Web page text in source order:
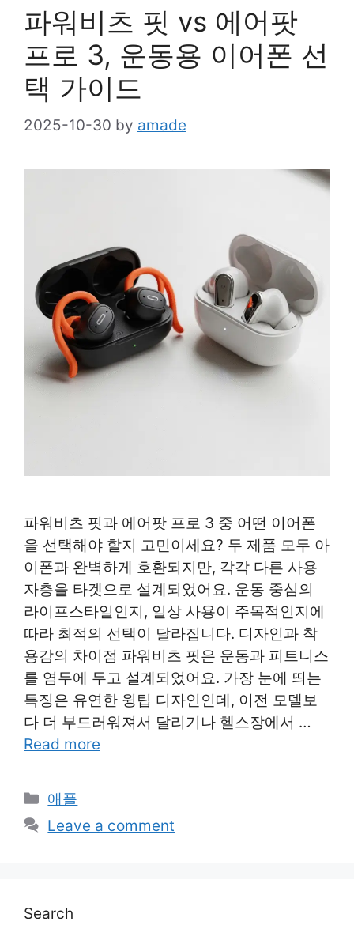
파워비츠 핏 vs 에어팟
프로 3, 운동용 이어폰 선
택 가이드
2025-10-30 by amade
파워비츠 핏과 에어팟 프로 3 중 어떤 이어폰
을 선택해야 할지 고민이세요? 두 제품 모두 아
이폰과 완벽하게 호환되지만, 각각 다른 사용
자층을 타겟으로 설계되었어요. 운동 중심의
라이프스타일인지, 일상 사용이 주목적인지에
따라 최적의 선택이 달라집니다. 디자인과 착
용감의 차이점 파워비츠 핏은 운동과 피트니스
를 염두에 두고 설계되었어요. 가장 눈에 띄는
특징은 유연한 윙팁 디자인인데, 이전 모델보
다 더 부드러워져서 달리기나 헬스장에서 …
Read more
Categories
애플
Leave a comment
Search